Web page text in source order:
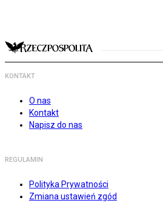
KONTAKT
O nas
Kontakt
Napisz do nas
REGULAMIN
Polityka Prywatności
Zmiana ustawień zgód